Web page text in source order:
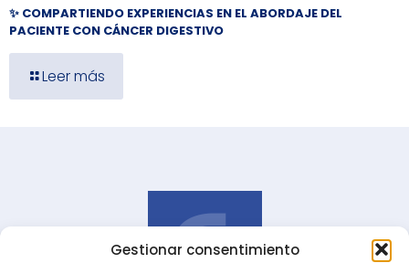
Gestionar consentimiento
✨ COMPARTIENDO EXPERIENCIAS EN EL ABORDAJE DEL
PACIENTE CON CÁNCER DIGESTIVO
Leer más